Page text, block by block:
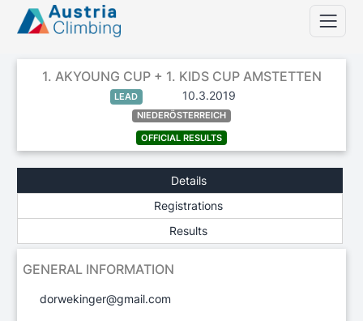
1. AKYOUNG CUP + 1. KIDS CUP AMSTETTEN
LEAD 10.3.2019
NIEDERÖSTERREICH
OFFICIAL RESULTS
Details
Registrations
Results
GENERAL INFORMATION
dorwekinger@gmail.com